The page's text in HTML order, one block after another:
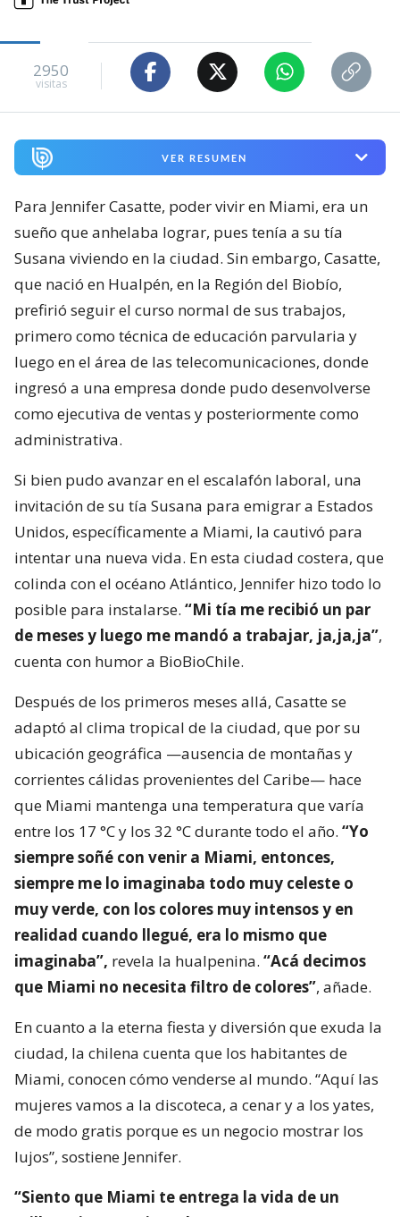
2950
visitas
VER RESUMEN
Para Jennifer Casatte, poder vivir en Miami, era un
sueño que anhelaba lograr, pues tenía a su tía
Susana viviendo en la ciudad. Sin embargo, Casatte,
que nació en Hualpén, en la Región del Biobío,
prefirió seguir el curso normal de sus trabajos,
primero como técnica de educación parvularia y
luego en el área de las telecomunicaciones, donde
ingresó a una empresa donde pudo desenvolverse
como ejecutiva de ventas y posteriormente como
administrativa.
Si bien pudo avanzar en el escalafón laboral, una
invitación de su tía Susana para emigrar a Estados
Unidos, específicamente a Miami, la cautivó para
intentar una nueva vida. En esta ciudad costera, que
colinda con el océano Atlántico, Jennifer hizo todo lo
posible para instalarse. “Mi tía me recibió un par
de meses y luego me mandó a trabajar, ja,ja,ja”,
cuenta con humor a BioBioChile.
Después de los primeros meses allá, Casatte se
adaptó al clima tropical de la ciudad, que por su
ubicación geográfica —ausencia de montañas y
corrientes cálidas provenientes del Caribe— hace
que Miami mantenga una temperatura que varía
entre los 17 °C y los 32 °C durante todo el año. “Yo
siempre soñé con venir a Miami, entonces,
siempre me lo imaginaba todo muy celeste o
muy verde, con los colores muy intensos y en
realidad cuando llegué, era lo mismo que
imaginaba”, revela la hualpenina. “Acá decimos
que Miami no necesita filtro de colores”, añade.
En cuanto a la eterna fiesta y diversión que exuda la
ciudad, la chilena cuenta que los habitantes de
Miami, conocen cómo venderse al mundo. “Aquí las
mujeres vamos a la discoteca, a cenar y a los yates,
de modo gratis porque es un negocio mostrar los
lujos”, sostiene Jennifer.
“Siento que Miami te entrega la vida de un